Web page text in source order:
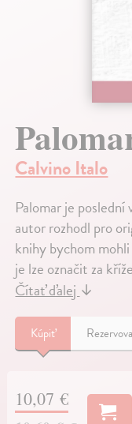
Calvino Italo
Palomar je poslední
autor rozhodl pro
knihy bychom
je lze označit za
Čítať ďalej↓
Kúpiť
10,07 €